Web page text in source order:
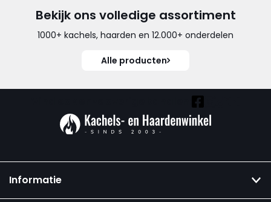
Bekijk ons volledige assortiment
1000+ kachels, haarden en 12.000+ onderdelen
Alle producten
Informatie